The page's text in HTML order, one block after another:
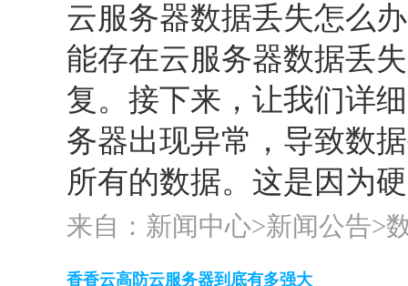
云服务器数据丢失怎么
能存在云服务器数据丢
复。接下来，让我们详
务器出现异常，导致数
所有的数据。这是因为
来自：新闻中心>新闻公告>
香香云高防云服务器到底有多强大